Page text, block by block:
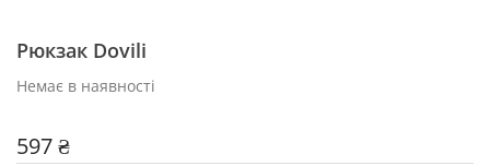
Рюкзак Dovili
Немає в наявності
597 ₴